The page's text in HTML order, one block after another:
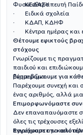
Φυσικοθεραπευτή
· ΚΕΔΑΣΥ
· Ειδικά σχολεία
· ΚΔΑΠ, ΚΔΗΦ
· Κέντρα ημέρας και
Θέτουμε εφικτούς
στόχους
Γνωρίζουμε τις
παιδιού και
βήμα-βήμα.
Ενημερώνουμε για
Παρέχουμε συνεχή και
ένας αριθμός, αλλά
Επιμορφωνόμαστε
Δεν επαναπαυόμαστε
όλες τις τρέχουσες
παρέχουμε την
Εγγυόμαστε το